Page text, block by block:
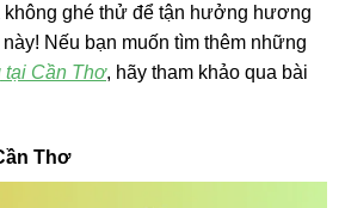
ghé thử để tận hưởng hương
Nếu bạn muốn tìm thêm những
tại Cần Thơ, hãy tham khảo qua bài
Thơ